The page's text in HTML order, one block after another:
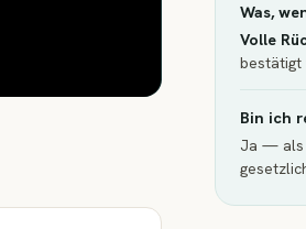
Was,
Volle
bestätigt
Bin ich
Ja — als